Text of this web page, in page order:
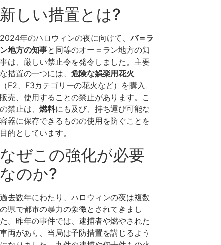
新しい措置とは?
2024年のハロウィンの夜に向けて、バ＝ラ
ン地方の知事と同等のオー＝ラン地方の知
事は、厳しい禁止令を発令しました。主要
な措置の一つには、 危険な娯楽用花火
（F2、F3カテゴリーの花火など）を購入、
販売、使用することの禁止があります。こ
の禁止は、 燃料にも及び、持ち運び可能な
容器に保存できるものの使用を防ぐことを
目的としています。
なぜこの強化が必要
なのか?
過去数年にわたり、ハロウィンの夜は複数
の県で都市の暴力の象徴とされてきまし
た。昨年の事件では、逮捕者や燃やされた
車両があり、当局は予防措置を講じるよう